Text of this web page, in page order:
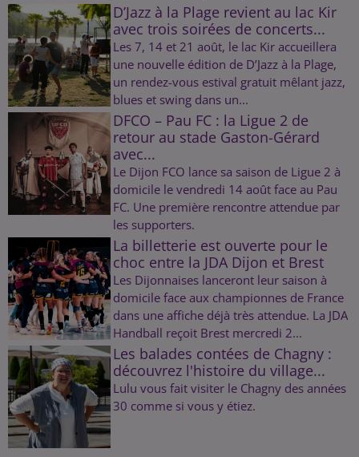
D’Jazz à la Plage revient au lac Kir
avec trois soirées de concerts...
Les 7, 14 et 21 août, le lac Kir accueillera
une nouvelle édition de D’Jazz à la Plage,
un rendez-vous estival gratuit mêlant jazz,
blues et swing dans un...
DFCO – Pau FC : la Ligue 2 de
retour au stade Gaston-Gérard
avec...
Le Dijon FCO lance sa saison de Ligue 2 à
domicile le vendredi 14 août face au Pau
FC. Une première rencontre attendue par
les supporters.
La billetterie est ouverte pour le
choc entre la JDA Dijon et Brest
Les Dijonnaises lanceront leur saison à
domicile face aux championnes de France
dans une affiche déjà très attendue. La JDA
Handball reçoit Brest mercredi 2...
Les balades contées de Chagny :
découvrez l'histoire du village...
Lulu vous fait visiter le Chagny des années
30 comme si vous y étiez.